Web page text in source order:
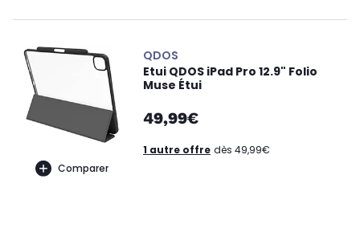
Comparer
QDOS
Etui QDOS iPad Pro 12.9" Folio
Muse Étui
49,99€
1 autre offre dès 49,99€